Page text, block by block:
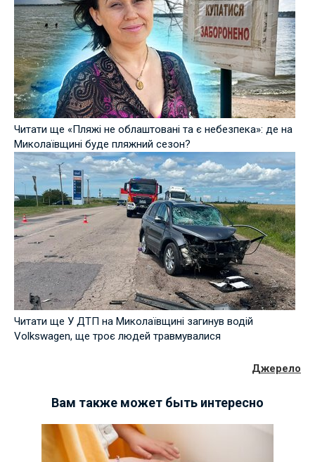
Читати ще «Пляжі не облаштовані та є небезпека»: де на
Миколаївщині буде пляжний сезон?
Читати ще У ДТП на Миколаївщині загинув водій
Volkswagen, ще троє людей травмувалися
Джерело
Вам также может быть интересно